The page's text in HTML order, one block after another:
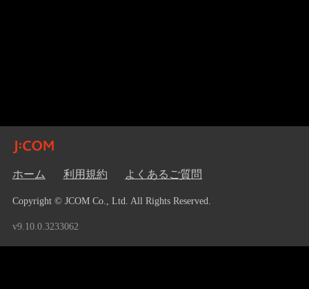
ホーム 利用規約 よくあるご質問
Copyright © JCOM Co., Ltd. All Rights Reserved.
v9.10.0.3233062